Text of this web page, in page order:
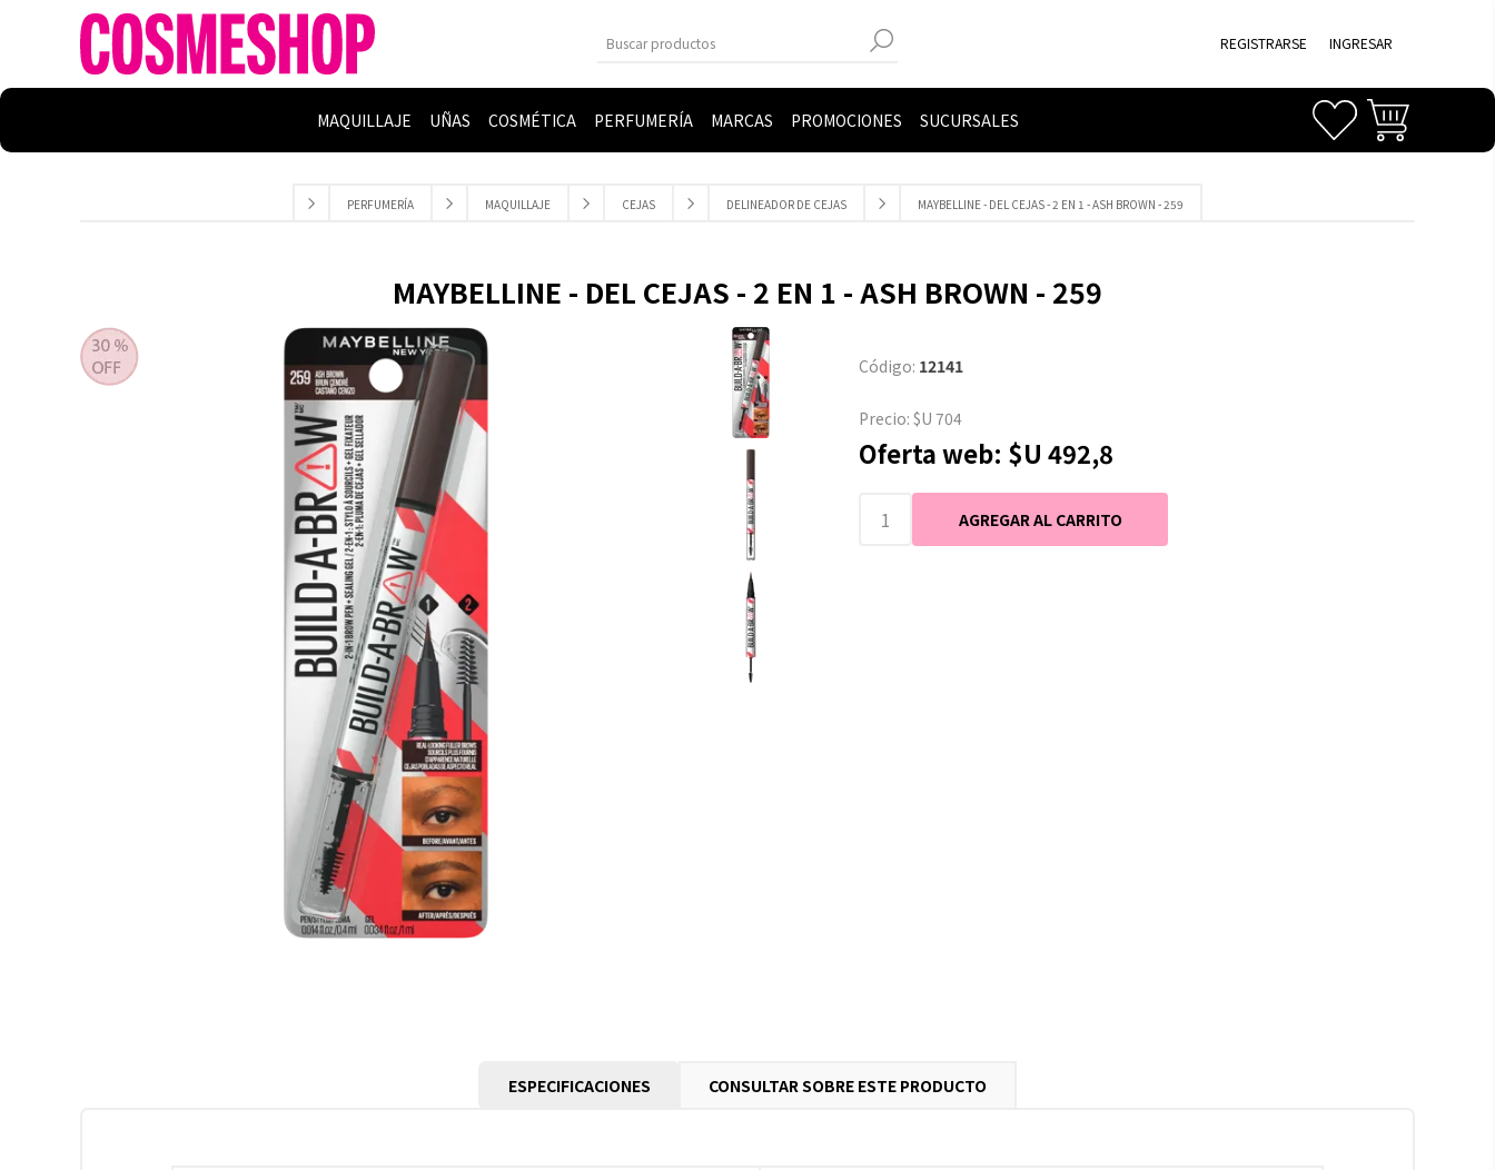
REGISTRARSE INGRESAR
MAQUILLAJE UÑAS COSMÉTICA PERFUMERÍA MARCAS PROMOCIONES SUCURSALES
PERFUMERÍA MAQUILLAJE CEJAS DELINEADOR DE CEJAS MAYBELLINE - DEL CEJAS - 2 EN 1 - ASH BROWN - 259
MAYBELLINE - DEL CEJAS - 2 EN 1 - ASH BROWN - 259
Código: 12141
Precio: $U 704
Oferta web: $U 492,8
ESPECIFICACIONES CONSULTAR SOBRE ESTE PRODUCTO